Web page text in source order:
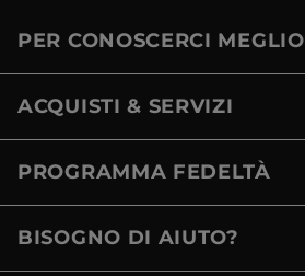
PER CONOSCERCI MEGLIO
ACQUISTI & SERVIZI
PROGRAMMA FEDELTÀ
BISOGNO DI AIUTO?